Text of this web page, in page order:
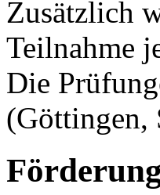
Zusätzlich
Teilnahme
Die
(Göttingen,